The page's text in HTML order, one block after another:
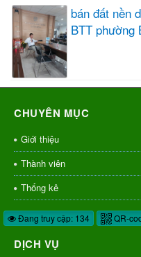
bán đất nền
BTT phường
CHUYÊN MỤC
Giới thiệu
Thành viên
Thống kê
Đang truy cập: 134 QR-
DỊCH VỤ